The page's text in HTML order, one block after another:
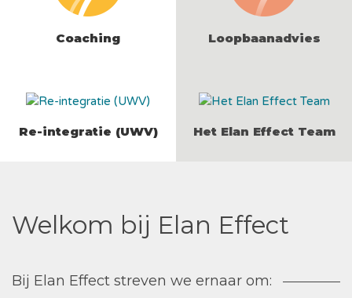
Coaching Loopbaanadvies
Re-integratie (UWV) Het Elan Effect Team
Welkom bij Elan Effect
Bij Elan Effect streven we ernaar om: